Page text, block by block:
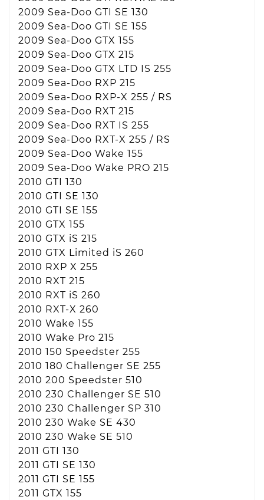
2009 Sea-Doo GTI SE 130
2009 Sea-Doo GTI SE 155
2009 Sea-Doo GTX 155
2009 Sea-Doo GTX 215
2009 Sea-Doo GTX LTD IS 255
2009 Sea-Doo RXP 215
2009 Sea-Doo RXP-X 255 / RS
2009 Sea-Doo RXT 215
2009 Sea-Doo RXT IS 255
2009 Sea-Doo RXT-X 255 / RS
2009 Sea-Doo Wake 155
2009 Sea-Doo Wake PRO 215
2010 GTI 130
2010 GTI SE 130
2010 GTI SE 155
2010 GTX 155
2010 GTX iS 215
2010 GTX Limited iS 260
2010 RXP X 255
2010 RXT 215
2010 RXT iS 260
2010 RXT-X 260
2010 Wake 155
2010 Wake Pro 215
2010 150 Speedster 255
2010 180 Challenger SE 255
2010 200 Speedster 510
2010 230 Challenger SE 510
2010 230 Challenger SP 310
2010 230 Wake SE 430
2010 230 Wake SE 510
2011 GTI 130
2011 GTI SE 130
2011 GTI SE 155
2011 GTX 155